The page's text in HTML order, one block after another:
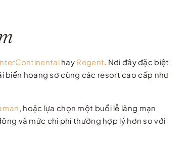
hay Regent . Nơi đây đặc biệt
biển hoang sơ cùng các resort cao cấp như
, hoặc lựa chọn một buổi lễ lãng mạn
và mức chi phí thường hợp lý hơn so với